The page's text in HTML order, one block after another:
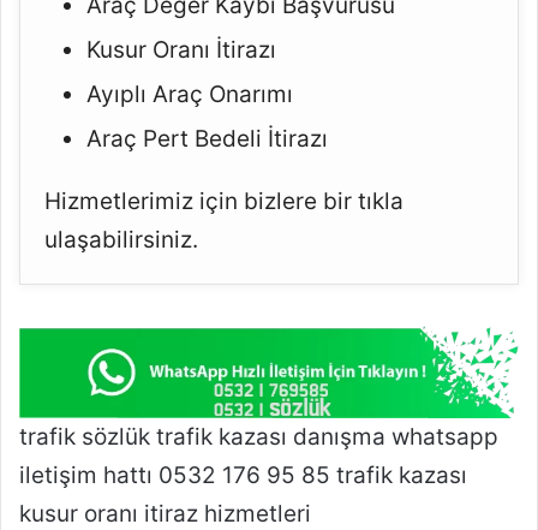
Araç Değer Kaybı Başvurusu
Kusur Oranı İtirazı
Ayıplı Araç Onarımı
Araç Pert Bedeli İtirazı
Hizmetlerimiz için bizlere bir tıkla
ulaşabilirsiniz.
trafik sözlük trafik kazası danışma whatsapp
iletişim hattı 0532 176 95 85 trafik kazası
kusur oranı itiraz hizmetleri